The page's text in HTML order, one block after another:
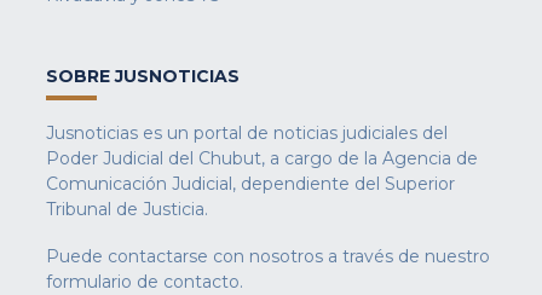
SOBRE JUSNOTICIAS
Jusnoticias es un portal de noticias judiciales del
Poder Judicial del Chubut, a cargo de la Agencia de
Comunicación Judicial, dependiente del Superior
Tribunal de Justicia.
Puede contactarse con nosotros a través de nuestro
formulario de contacto.